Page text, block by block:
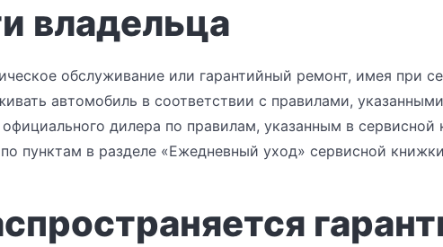
владельца
обслуживание или гарантийный ремонт, имея при
автомобиль в соответствии с правилами,
дилера по правилам, указанным в сервисной
пунктам в разделе «Ежедневный уход» сервисной